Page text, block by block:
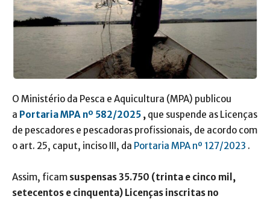
O Ministério da Pesca e Aquicultura (MPA) publicou
a Portaria MPA nº 582/2025 , que suspende as Licenças
de pescadores e pescadoras profissionais, de acordo com
o art. 25, caput, inciso III, da Portaria MPA nº 127/2023 .
Assim, ficam suspensas 35.750 (trinta e cinco mil,
setecentos e cinquenta) Licenças inscritas no